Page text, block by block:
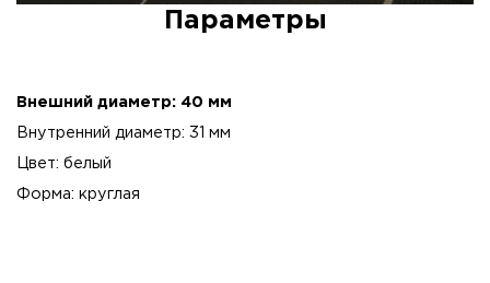
Параметры
Внешний диаметр: 40 мм
Внутренний диаметр: 31 мм
Цвет: белый
Форма: круглая